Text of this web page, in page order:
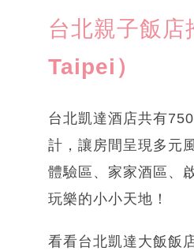
台北親子飯
Taipei）
台北凱達酒店共有
計，讓房間呈現多元
體驗區、家家酒區、
玩樂的小小天地！
看看台北凱達大飯飯